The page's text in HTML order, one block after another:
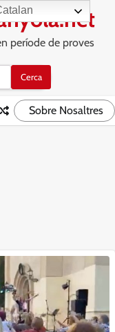
període de proves
Sobre Nosaltres